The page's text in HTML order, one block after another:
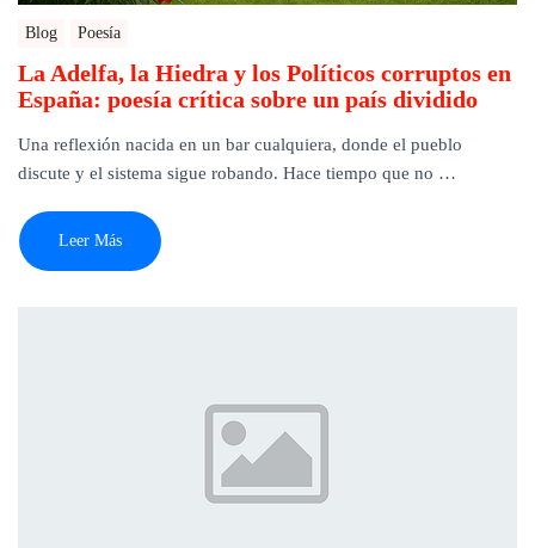
Blog Poesía
La Adelfa, la Hiedra y los Políticos corruptos en
España: poesía crítica sobre un país dividido
Una reflexión nacida en un bar cualquiera, donde el pueblo
discute y el sistema sigue robando. Hace tiempo que no …
Leer Más